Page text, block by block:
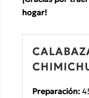
hogar!
Preparación: